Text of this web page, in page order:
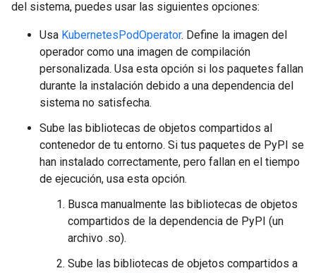
del sistema, puedes usar las siguientes opciones:
Usa KubernetesPodOperator. Define la imagen del
operador como una imagen de compilación
personalizada. Usa esta opción si los paquetes fallan
durante la instalación debido a una dependencia del
sistema no satisfecha.
Sube las bibliotecas de objetos compartidos al
contenedor de tu entorno. Si tus paquetes de PyPI se
han instalado correctamente, pero fallan en el tiempo
de ejecución, usa esta opción.
Busca manualmente las bibliotecas de objetos
compartidos de la dependencia de PyPI (un
archivo .so).
Sube las bibliotecas de objetos compartidos a